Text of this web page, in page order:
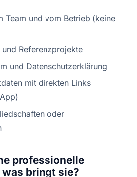
Team und vom Betrieb (keine
und Referenzprojekte
und Datenschutzerklärung
mit direkten Links
oder
professionelle
was bringt sie?